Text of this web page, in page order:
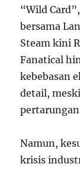
“Wild
bersama
Steam kini
Fanatical
kebebasan
detail,
Namun,
krisis